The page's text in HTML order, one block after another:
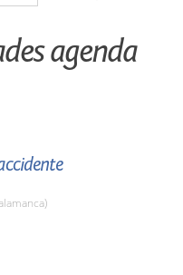
agenda